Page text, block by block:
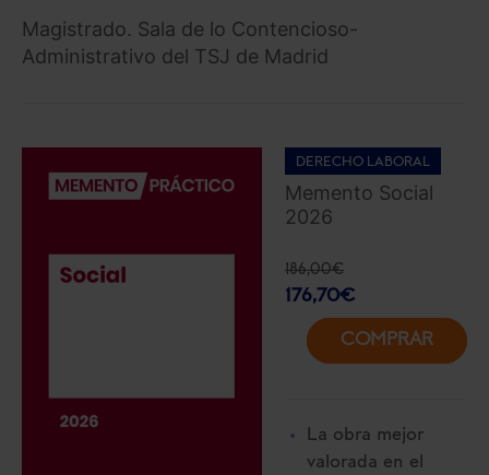
Magistrado. Sala de lo Contencioso-
Administrativo del TSJ de Madrid
DERECHO LABORAL
Memento Social
2026
186,00€
176,70€
COMPRAR
La obra mejor
valorada en el